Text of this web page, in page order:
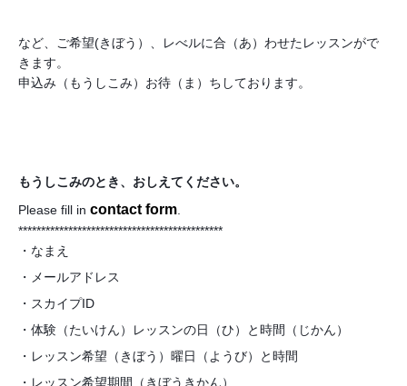
など、ご希望(きぼう）、レべルに合（あ）わせたレッスンがで
きます。
申込み（もうしこみ）お待（ま）ちしております。
もうしこみのとき、おしえてください。
Please fill in contact form
*********************************************
・なまえ
・メールアドレス
・スカイプID
・体験（たいけん）レッスンの日（ひ）と時間（じかん）
・レッスン希望（きぼう）曜日（ようび）と時間
・レッスン希望期間（きぼうきかん）